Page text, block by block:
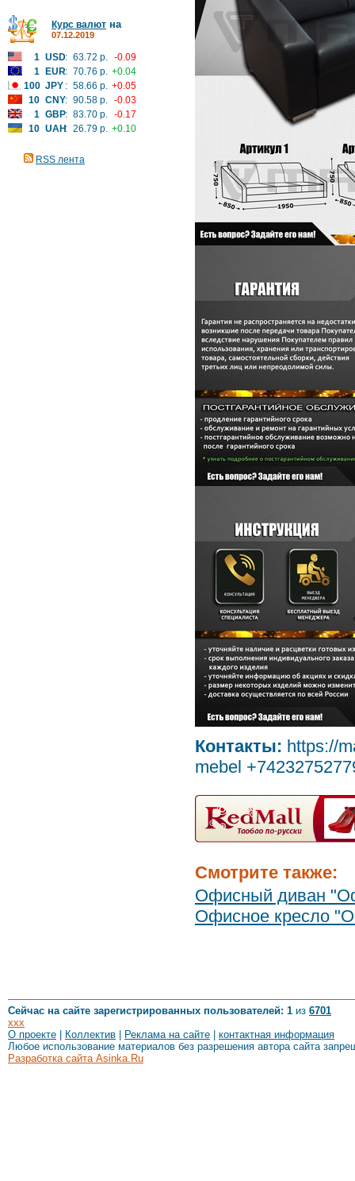
Курс валют на
07.12.2019
1 USD: 63.72 р. -0.09
1
EUR: 70.76 р. +0.04
100 JPY : 58.66 р. +0.05
10 CNY: 90.58 р. -0.03
1 GBP: 83.70 р. -0.17
10 UAH: 26.79 р. +0.10
RSS лента
Контакты: https://
mebel
Смотрите также:
Офисный диван
Офисное кресло
Сейчас на сайте зарегистрированных пользователей: 1 из 6701
xxx
О проекте
Коллектив Реклама на сайте
контактная информация
Любое использование материалов без разрешения автора сайта
Разработка сайта Asinka.Ru